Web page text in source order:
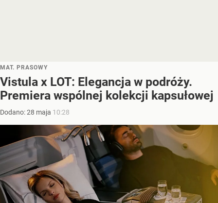
MAT. PRASOWY
Vistula x LOT: Elegancja w podróży.
Premiera wspólnej kolekcji kapsułowej
Dodano:28 maja 10:28